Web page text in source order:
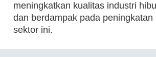
meningkatkan kualitas industri
dan berdampak pada peningkatan
sektor ini.